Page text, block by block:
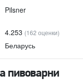
Pilsner
4.253 (162 оценки)
Беларусь
пивоварни